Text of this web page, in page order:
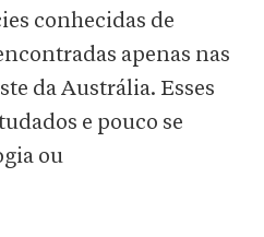
conhecidas de
apenas nas
da Austrália. Esses
e pouco se
ou